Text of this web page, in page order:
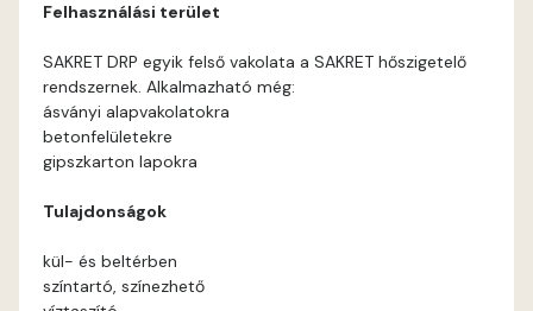
Arsenic E
Felhasználási terület
SAKRET DRP egyik felső vakolata a SAKRET hőszigetelő
rendszernek. Alkalmazható még:
ásványi alapvakolatokra
betonfelületekre
gipszkarton lapokra
Tulajdonságok
kül- és beltérben
színtartó, színezhető